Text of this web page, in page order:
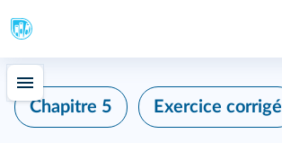
Chapitre 5 Exercice corrigé